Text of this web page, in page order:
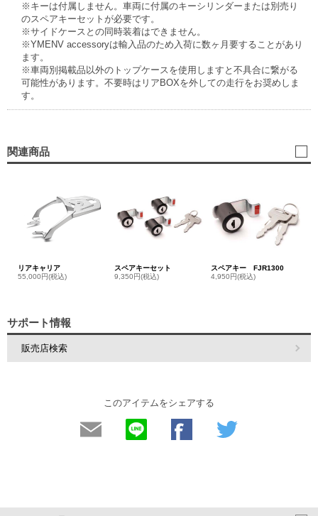
※キーは付属しません。車両に付属のキーシリンダーまたは別売り
のスペアキーセットが必要です。
※サイドケースとの同時装着はできません。
※YMENV accessoryは輸入品のため入荷に数ヶ月要することがあり
ます。
※車両別掲載品以外のトップケースを使用しますと不具合に繋がる
可能性があります。不要時はリアBOXを外しての走行をお奨めしま
す。
関連商品
リアキャリア
55,000円(税込)
スペアキーセット
9,350円(税込)
スペアキー FJR1300
4,950円(税込)
サポート情報
販売店検索
このアイテムをシェアする